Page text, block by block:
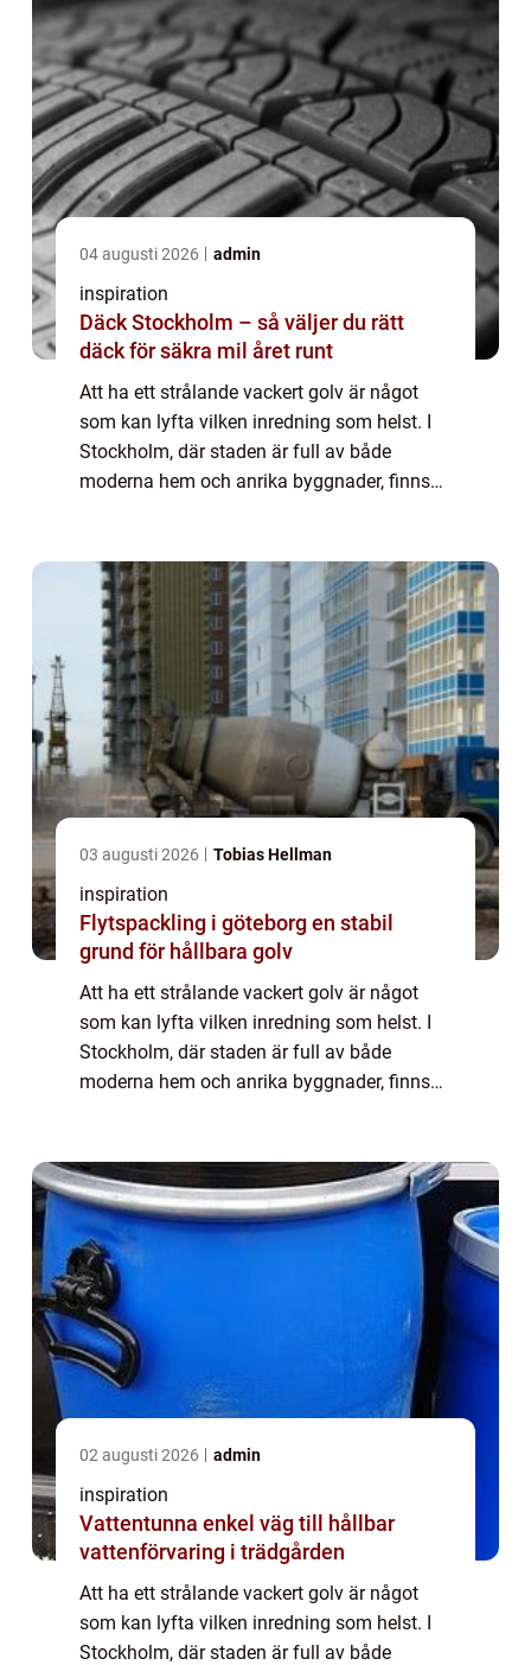
04 augusti 2026 admin
inspiration
Däck Stockholm – så väljer du rätt
däck för säkra mil året runt
Att ha ett strålande vackert golv är något
som kan lyfta vilken inredning som helst. I
Stockholm, där staden är full av både
moderna hem och anrika byggnader, finns
03 augusti 2026 Tobias Hellman
inspiration
Flytspackling i göteborg en stabil
grund för hållbara golv
Att ha ett strålande vackert golv är något
som kan lyfta vilken inredning som helst. I
Stockholm, där staden är full av både
moderna hem och anrika byggnader, finns
02 augusti 2026 admin
inspiration
Vattentunna enkel väg till hållbar
vattenförvaring i trädgården
Att ha ett strålande vackert golv är något
som kan lyfta vilken inredning som helst. I
Stockholm, där staden är full av både